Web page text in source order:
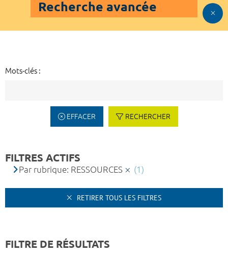
Recherche avancée
Mots-clés :
EFFACER RECHERCHER
FILTRES ACTIFS
Par rubrique: RESSOURCES (1)
RETIRER TOUS LES FILTRES
FILTRE DE RÉSULTATS